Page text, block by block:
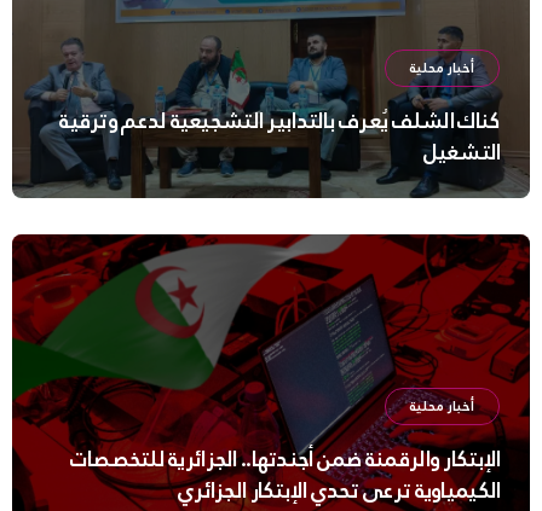
أخبار محلية
كناك الشلف يُعرف بالتدابير التشجيعية لدعم وترقية
التشغيل
أخبار محلية
الإبتكار والرقمنة ضمن أجندتها.. الجزائرية للتخصصات
الكيمياوية ترعى تحدي الإبتكار الجزائري